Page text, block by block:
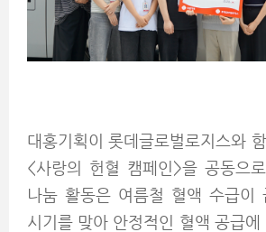
대홍기획이 롯데글로벌로지스와
<사랑의 헌혈 캠페인>을 공동으
나눔 활동은 여름철 혈액 수급이
시기를 맞아 안정적인 혈액 공급에